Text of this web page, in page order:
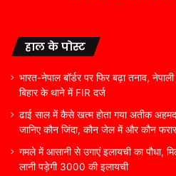
हाल के पोस्ट
भारत-नेपाल बॉर्डर पर फिर बढ़ा तनाव,
बिहार के थाने में FIR दर्ज
ढाई साल में कैसे खत्म होता गया अतीक
जानिए कौन जिंदा, कौन जेल में और कौन फरार
गमले में आसानी से उगाएं इलायची का पौधा,
लानी पड़ेगी 3000 की इलायची